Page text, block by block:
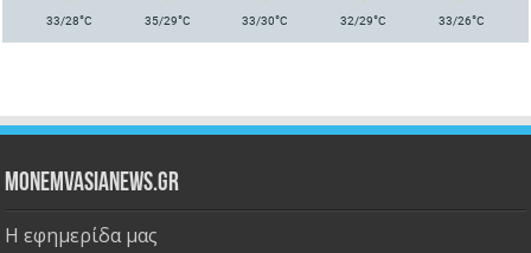
33/28°C 35/29°C 33/30°C 32/29°C 33/26°C
Monemvasianews.gr
Η εφημερίδα μας